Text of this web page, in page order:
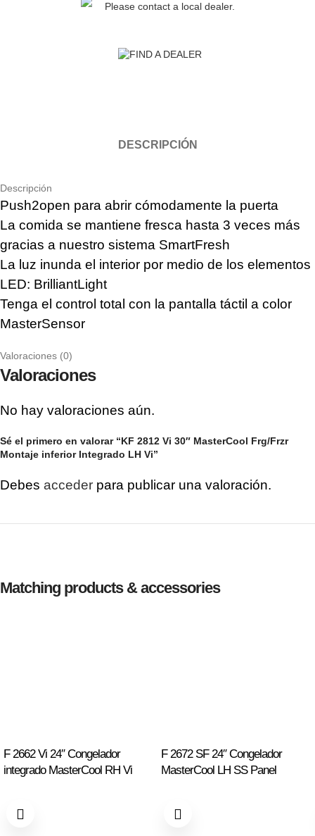
Please contact a local dealer.
FIND A DEALER
DESCRIPCIÓN
Descripción
Push2open para abrir cómodamente la puerta
La comida se mantiene fresca hasta 3 veces más
gracias a nuestro sistema SmartFresh
La luz inunda el interior por medio de los elementos
LED: BrilliantLight
Tenga el control total con la pantalla táctil a color
MasterSensor
Valoraciones (0)
Valoraciones
No hay valoraciones aún.
Sé el primero en valorar “KF 2812 Vi 30″ MasterCool Frg/Frzr
Montaje inferior Integrado LH Vi”
Debes acceder para publicar una valoración.
Matching products & accessories
F 2662 Vi 24″ Congelador
integrado MasterCool RH Vi
F 2672 SF 24″ Congelador
MasterCool LH SS Panel